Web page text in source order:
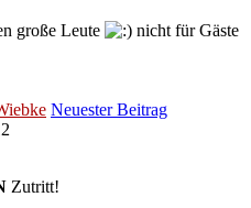
große Leute
nicht für Gäste
Neuester Beitrag
Zutritt!